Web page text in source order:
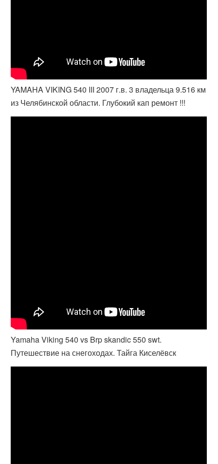
YAMAHA VIKING 540 III 2007 г.в. 3 владельца 9.516 км
из Челябинской области. Глубокий кап ремонт !!!
Yamaha Viking 540 vs Brp skandic 550 swt.
Путешествие на снегоходах. Тайга Киселёвск